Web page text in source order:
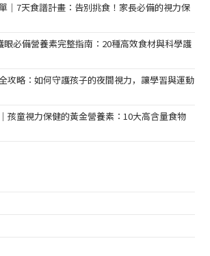
｜7天食譜計畫：告別挑食！家長必備的視力保
眼必備營養素完整指南：20種高效食材與科學護
攻略：如何守護孩子的夜間視力，讓學習與運動
孩童視力保健的黃金營養素：10大高含量食物